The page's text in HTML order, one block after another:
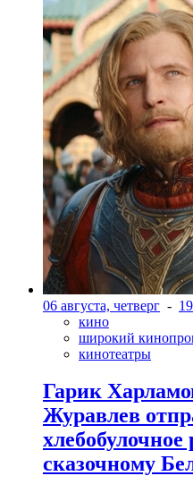
06 августа, четверг -
кино
широкий
кинотеатры
Гарик
Журавлев
хлебобулочное
сказочному